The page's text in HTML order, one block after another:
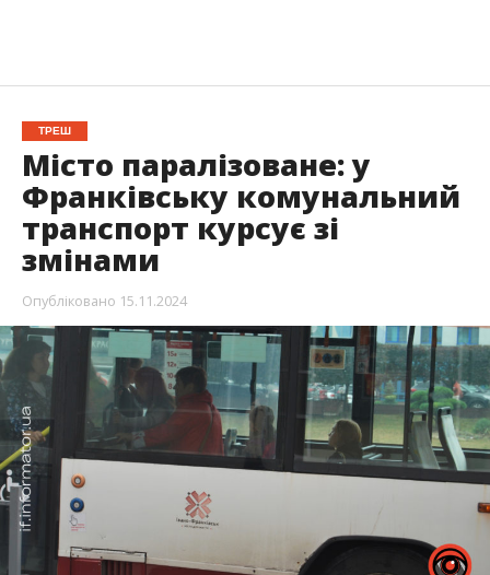
ТРЕШ
Місто паралізоване: у
Франківську комунальний
транспорт курсує зі
змінами
Опубліковано 15.11.2024